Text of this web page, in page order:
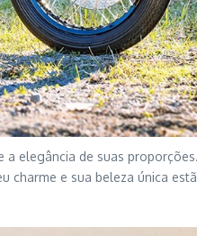
elegância de suas
charme e sua beleza única